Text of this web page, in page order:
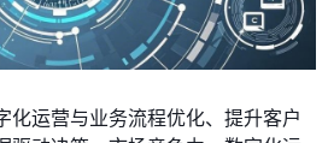
运营与业务流程优化、 提升客户